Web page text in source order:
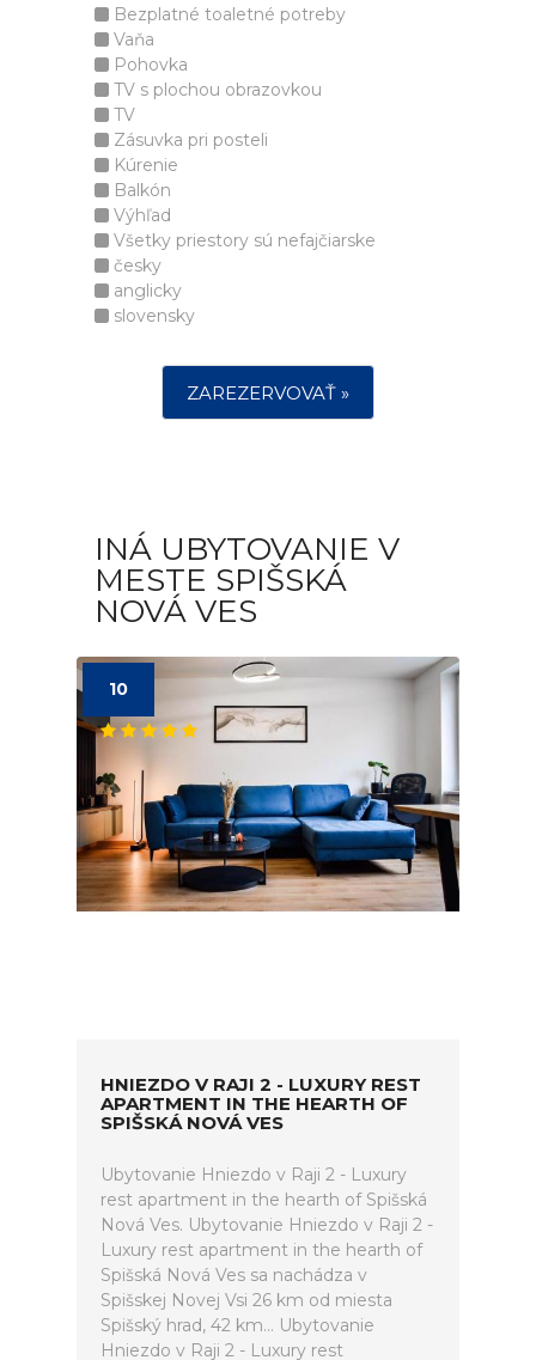
Bezplatné toaletné potreby
Vaňa
Pohovka
TV s plochou obrazovkou
TV
Zásuvka pri posteli
Kúrenie
Balkón
Výhľad
Všetky priestory sú nefajčiarske
česky
anglicky
slovensky
ZAREZERVOVAŤ »
INÁ UBYTOVANIE V
MESTE SPIŠSKÁ
NOVÁ VES
10
HNIEZDO V RAJI 2 - LUXURY REST
APARTMENT IN THE HEARTH OF
SPIŠSKÁ NOVÁ VES
Ubytovanie Hniezdo v Raji 2 - Luxury
rest apartment in the hearth of Spišská
Nová Ves. Ubytovanie Hniezdo v Raji 2 -
Luxury rest apartment in the hearth of
Spišská Nová Ves sa nachádza v
Spišskej Novej Vsi 26 km od miesta
Spišský hrad, 42 km... Ubytovanie
Hniezdo v Raji 2 - Luxury rest